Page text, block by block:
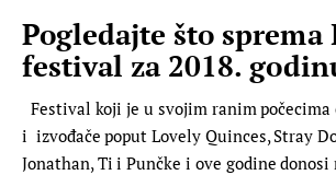
Pogledajte što
festival za 2018.
Festival koji je u svojim ranim počecima
i izvođače poput Lovely Quinces, Stray
Jonathan, Ti i Punčke i ove godine